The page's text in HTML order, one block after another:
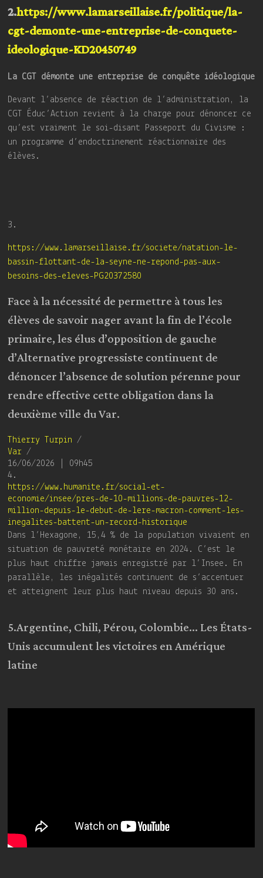
2.https://www.lamarseillaise.fr/politique/la-
cgt-demonte-une-entreprise-de-conquete-
ideologique-KD20450749
La CGT démonte une entreprise de conquête idéologique
Devant l’absence de réaction de l’administration, la
CGT Éduc’Action revient à la charge pour dénoncer ce
qu’est vraiment le soi-disant Passeport du Civisme :
un programme d’endoctrinement réactionnaire des
élèves.
3.
https://www.lamarseillaise.fr/societe/natation-le-
bassin-flottant-de-la-seyne-ne-repond-pas-aux-
besoins-des-eleves-PG20372580
Face à la nécessité de permettre à tous les
élèves de savoir nager avant la fin de l’école
primaire, les élus d’opposition de gauche
d’Alternative progressiste continuent de
dénoncer l’absence de solution pérenne pour
rendre effective cette obligation dans la
deuxième ville du Var.
Thierry Turpin /
Var /
16/06/2026 | 09h45
4.
https://www.humanite.fr/social-et-
economie/insee/pres-de-10-millions-de-pauvres-12-
million-depuis-le-debut-de-lere-macron-comment-les-
inegalites-battent-un-record-historique
Dans l’Hexagone, 15,4 % de la population vivaient en
situation de pauvreté monétaire en 2024. C’est le
plus haut chiffre jamais enregistré par l’Insee. En
parallèle, les inégalités continuent de s’accentuer
et atteignent leur plus haut niveau depuis 30 ans.
5.Argentine, Chili, Pérou, Colombie… Les États-
Unis accumulent les victoires en Amérique
latine